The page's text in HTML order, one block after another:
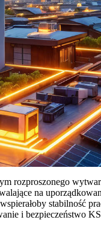
rozproszonego
na
stabilność
i bezpieczeństwo